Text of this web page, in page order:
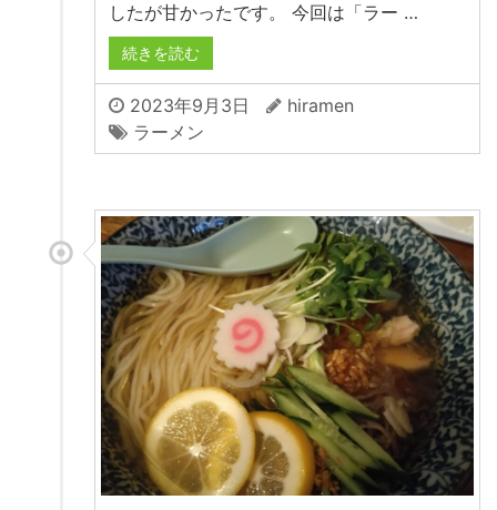
したが甘かったです。 今回は「ラー …
続きを読む
2023年9月3日
hiramen
ラーメン